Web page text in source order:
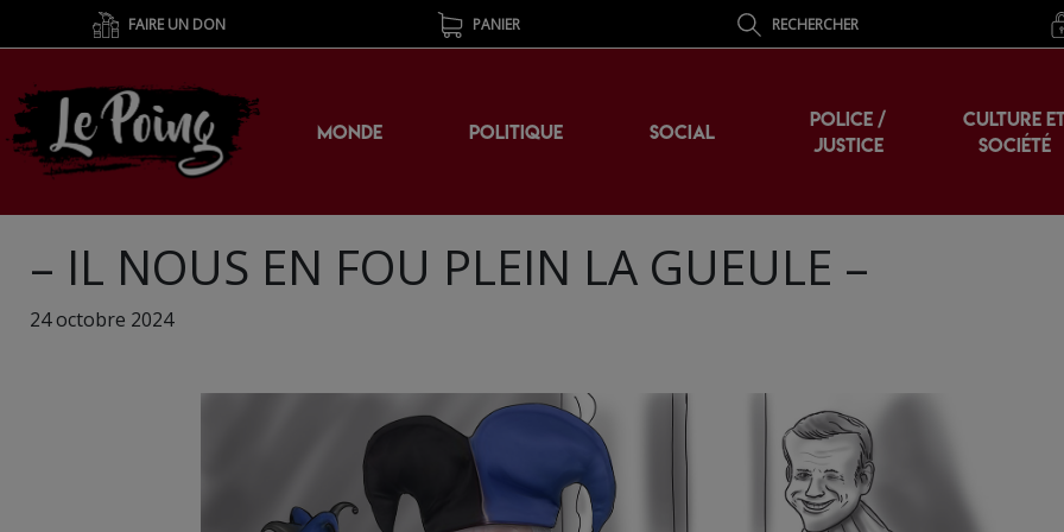
FAIRE UN DON PANIER RECHERCHER
MONDE POLITIQUE SOCIAL
POLICE /
JUSTICE
CULTURE
SOCIÉTÉ
– IL NOUS EN FOU PLEIN LA GUEULE –
24 octobre 2024